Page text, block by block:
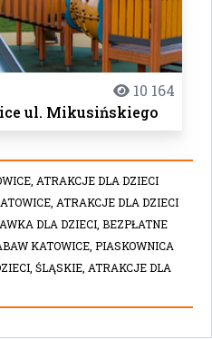
10 164
ul. Mikusińskiego
ATRAKCJE DLA DZIECI
ATRAKCJE DLA DZIECI
DLA DZIECI, BEZPŁATNE
KATOWICE, PIASKOWNICA
ŚLĄSKIE, ATRAKCJE DLA